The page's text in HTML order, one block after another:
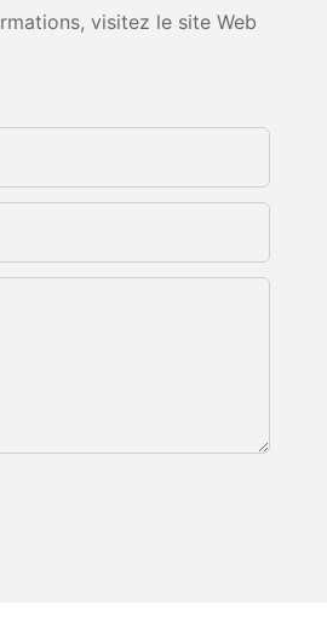
visitez le site Web